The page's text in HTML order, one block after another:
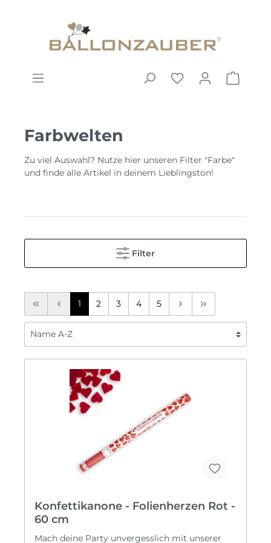
Farbwelten
Zu viel Auswahl? Nutze hier unseren Filter "Farbe"
und finde alle Artikel in deinem Lieblingston!
Filter
1 2 3 4 5
Konfettikanone - Folienherzen Rot -
60 cm
Mach deine Party unvergesslich mit unserer